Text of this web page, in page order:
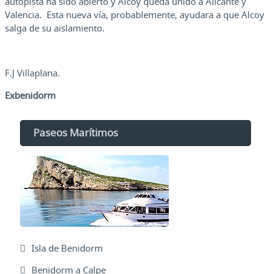
Valencia. Esta nueva vía, probablemente, ayudara a que Alcoy
salga de su aislamiento.
F.J Villaplana.
Exbenidorm
Paseos Marítimos
Isla de Benidorm
Benidorm a Calpe